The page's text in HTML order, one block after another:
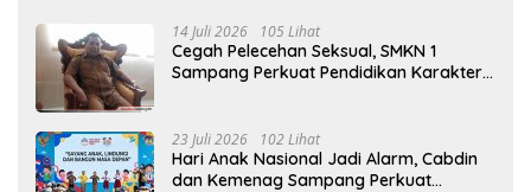
14 Juli 2026 105 Lihat
Cegah Pelecehan Seksual, SMKN 1
Sampang Perkuat Pendidikan Karakter
23 Juli 2026 102 Lihat
Hari Anak Nasional Jadi Alarm, Cabdin
dan Kemenag Sampang Perkuat